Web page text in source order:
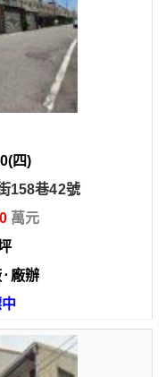
四)
158巷42號
⋅ 廠辦